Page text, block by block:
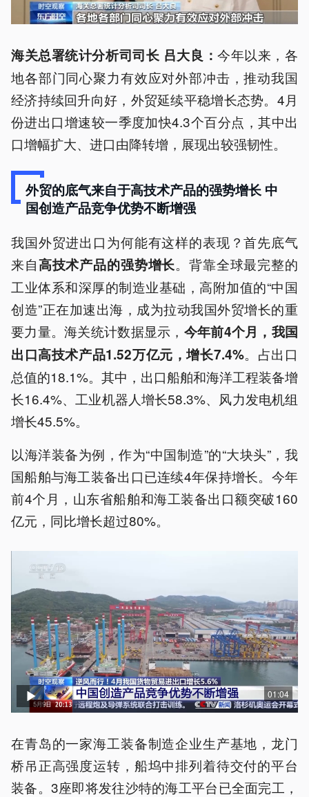
海关总署统计分析司司长 吕大良：今年以来，各
地各部门同心聚力有效应对外部冲击，推动我国
经济持续回升向好，外贸延续平稳增长态势。4月
份进出口增速较一季度加快4.3个百分点，其中出
口增幅扩大、进口由降转增，展现出较强韧性。
外贸的底气来自于高技术产品的强势增长 中
国创造产品竞争优势不断增强
我国外贸进出口为何能有这样的表现？首先底气
来自高技术产品的强势增长。背靠全球最完整的
工业体系和深厚的制造业基础，高附加值的“中国
创造”正在加速出海，成为拉动我国外贸增长的重
要力量。海关统计数据显示， 今年前4个月，我国
出口高技术产品1.52万亿元，增长7.4%。占出口
总值的18.1%。其中，出口船舶和海洋工程装备增
长16.4%、工业机器人增长58.3%、风力发电机组
增长45.5%。
以海洋装备为例，作为“中国制造”的“大块头”，我
国船舶与海工装备出口已连续4年保持增长。今年
前4个月，山东省船舶和海工装备出口额突破160
亿元，同比增长超过80%。
01:04
在青岛的一家海工装备制造企业生产基地，龙门
桥吊正高强度运转，船坞中排列着待交付的平台
装备。3座即将发往沙特的海工平台已全面完工，